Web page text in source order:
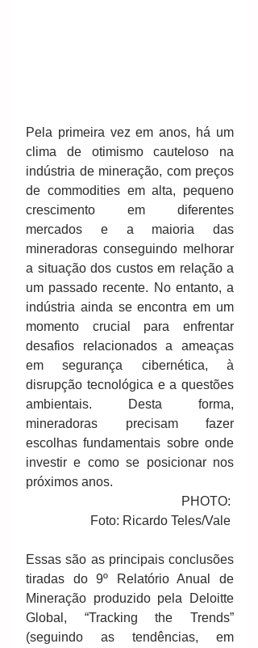
Pela primeira vez em anos, há um
clima de otimismo cauteloso na
indústria de mineração, com preços
de commodities em alta, pequeno
crescimento em diferentes
mercados e a maioria das
mineradoras conseguindo melhorar
a situação dos custos em relação a
um passado recente. No entanto, a
indústria ainda se encontra em um
momento crucial para enfrentar
desafios relacionados a ameaças
em segurança cibernética, à
disrupção tecnológica e a questões
ambientais. Desta forma,
mineradoras precisam fazer
escolhas fundamentais sobre onde
investir e como se posicionar nos
próximos anos.
                              PHOTO:
Foto: Ricardo Teles/Vale
Essas são as principais conclusões
tiradas do 9º Relatório Anual de
Mineração produzido pela Deloitte
Global, “Tracking the Trends”
(seguindo as tendências, em